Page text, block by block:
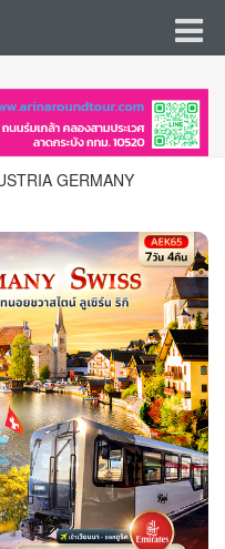
GERMANY